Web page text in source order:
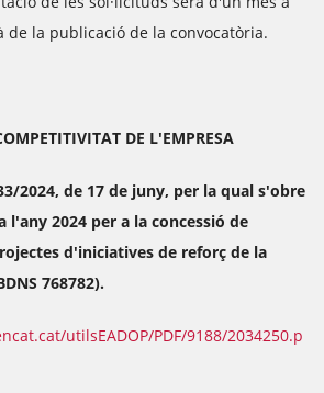
de la publicació de la convocatòria.
DE L'EMPRESA
2024, de 17 de juny, per la qual s'obre
l'any 2024 per a la concessió de
d'iniciatives de reforç de la
768782).
utilsEADOP/PDF/9188/2034250.p